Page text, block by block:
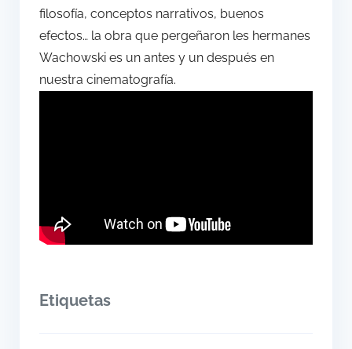
filosofía, conceptos narrativos, buenos
efectos… la obra que pergeñaron les hermanes
Wachowski es un antes y un después en
nuestra cinematografía.
Etiquetas